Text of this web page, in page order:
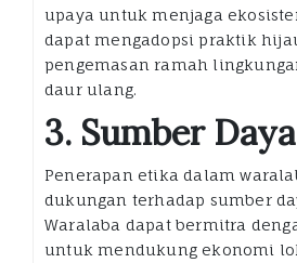
upaya untuk menjaga
dapat mengadopsi praktik
pengemasan ramah
daur ulang.
3. Sumber
Penerapan etika dalam
dukungan terhadap sumber
Waralaba dapat bermitra
untuk mendukung ekonomi